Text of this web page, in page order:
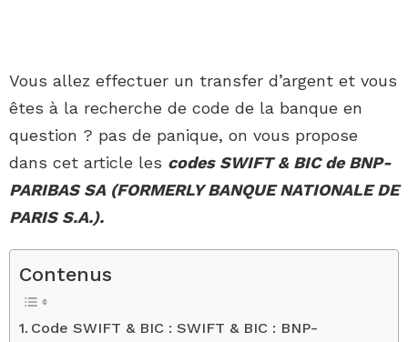
Vous allez effectuer un transfer d’argent et vous
êtes à la recherche de code de la banque en
question ? pas de panique, on vous propose
dans cet article les codes SWIFT & BIC de BNP-
PARIBAS SA (FORMERLY BANQUE NATIONALE DE
PARIS S.A.).
Contenus
Code SWIFT & BIC : SWIFT & BIC : BNP-